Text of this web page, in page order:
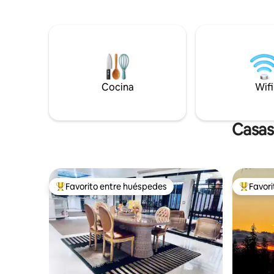
invierno, puede esquiar en Diamond
Peak, a solo 1 milla de distancia; el monte
Rose se encuentra a 3 millas de distancia.
Cámara Ring con video y audio utilizada
huéspedes. Permiso: WSTR22-0133
junto a
bajo las
wifi
Cocina Wifi
De los mejores en Favorito entre huéspedes
Favorito entre huéspedes De los